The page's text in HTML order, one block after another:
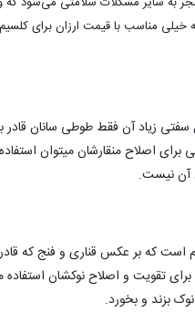
خیلی مناسب با قیمت ارزان برای
سفتی زیاد آن فقط طوطی سانان
برای اصلاح منقارشان میتوان
آن نیست.
که بر عکس قناری و فنج که قادر
برای تقویت و اصلاح نوکشان
بزند و بخورد.